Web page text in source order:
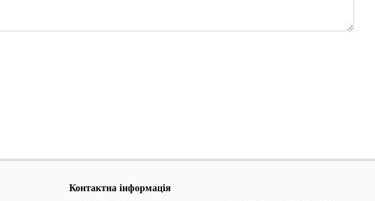
Контактна інформація